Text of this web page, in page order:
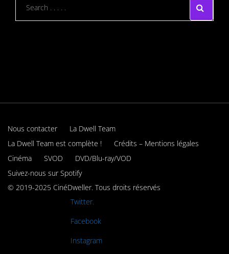
Nous contacter
La Dwell Team
La Dwell Team est complète !
Crédits – Mentions légales
Cinéma
SVOD
DVD/Blu-ray/VOD
Suivez-nous sur Spotify
© 2019-2025 CinéDweller. Tous droits réservés
Twitter.
Facebook
Instagram